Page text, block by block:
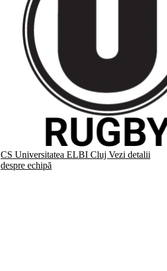
CS Universitatea ELBI Cluj Vezi detalii
despre echipă